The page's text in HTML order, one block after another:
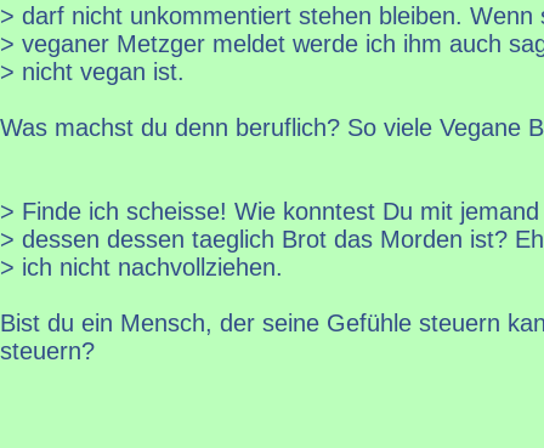
> darf nicht unkommentiert stehen bleiben. Wenn
> veganer Metzger meldet werde ich ihm auch
> nicht vegan ist.
Was machst du denn beruflich? So viele Vegane
> Finde ich scheisse! Wie konntest Du mit
> dessen dessen taeglich Brot das Morden ist?
> ich nicht nachvollziehen.
Bist du ein Mensch, der seine Gefühle steuern
steuern?